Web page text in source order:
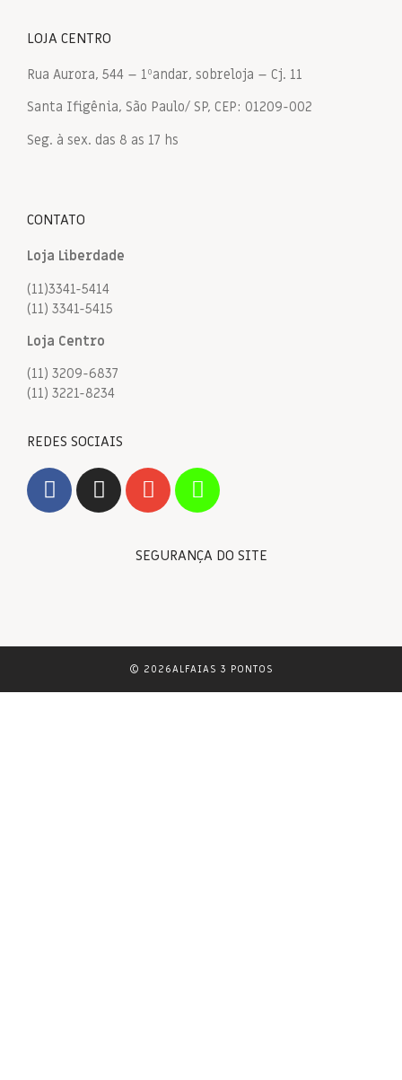
LOJA CENTRO
Rua Aurora, 544 – 1ºandar, sobreloja – Cj. 11
Santa Ifigênia, São Paulo/ SP, CEP: 01209-002
Seg. à sex. das 8 as 17 hs
CONTATO
Loja Liberdade
(11)3341-5414
(11) 3341-5415
Loja Centro
(11) 3209-6837
(11) 3221-8234
REDES SOCIAIS
SEGURANÇA DO SITE
© 2026ALFAIAS 3 PONTOS